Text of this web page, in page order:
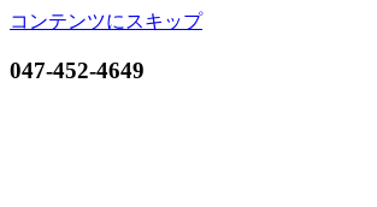
コンテンツにスキップ
047-452-4649